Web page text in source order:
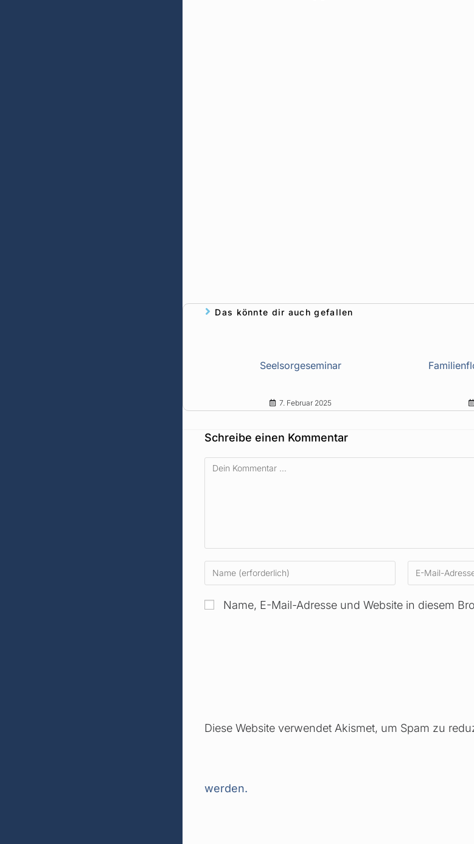
Das könnte dir auch gefallen
Seelsorgeseminar
7. Februar 2025
Schreibe einen Kommentar
Name, E-Mail-Adresse und Website in diesem
Diese Website verwendet Akismet, um Spam zu
werden.